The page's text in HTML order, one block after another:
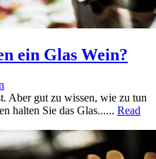
ein Glas Wein?
Aber gut zu wissen, wie zu tun
halten Sie das Glas...... Read